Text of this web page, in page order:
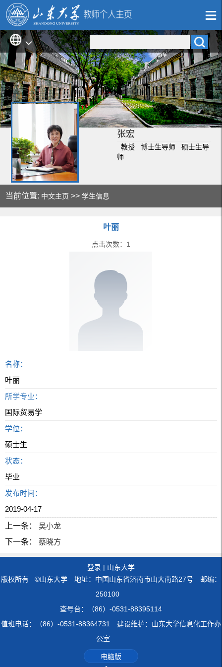
张宏
教授 博士生导师 硕士生导
师
当前位置: 中文主页 >>学生信息
叶丽
点击次数： 1
名称：
叶丽
所学专业：
国际贸易学
学位：
硕士生
状态：
毕业
发布时间：
2019-04-17
上一条：
吴小龙
下一条：
蔡晓方
登录 | 山东大学
版权所有 ©山东大学 地址：中国山东省济南市山大南路27号 邮编：
250100
查号台：（86）-0531-88395114
值班电话：（86）-0531-88364731 建设维护：山东大学信息化工作办
公室
电脑版